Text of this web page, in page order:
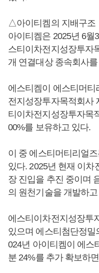
△아이티켐의 지배구조
아이티켐은 2025년 6월
스티이차전지성장투자
개 연결대상 종속회사
에스티켐이 에스티머티
전지성장투자목적회사
티이차전지성장투자목
00%를 보유하고 있다.
이 중 에스티머티리얼
있다. 2025년 현재 이차
장 진입을 추진 중이며
의 원천기술을 개발하
에스티이차전지성장투
있으며 에스티첨단정밀
024년 아이티켐이 에스
분 24%를 추가 확보하